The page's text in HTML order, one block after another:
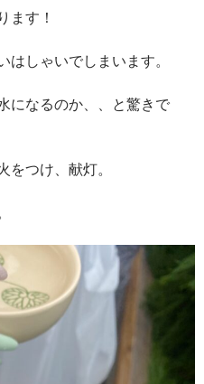
ます！
しゃいでしまいます。
になるのか、、と驚きで
つけ、献灯。